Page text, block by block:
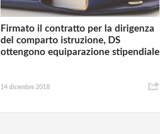
Firmato il contratto per la dirigenza
del comparto istruzione, DS
ottengono equiparazione stipendiale
14 dicembre 2018